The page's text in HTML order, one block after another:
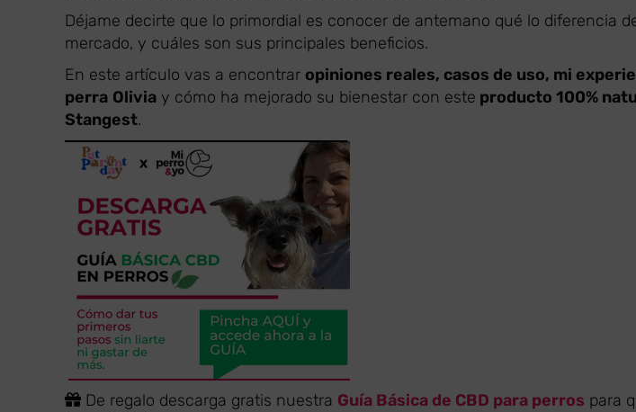
Déjame decirte que lo primordial es conocer de antemano qué lo diferencia
mercado, y cuáles son sus principales beneficios.
En este artículo vas a encontrar opiniones reales, casos de uso, mi
perra Olivia y cómo ha mejorado su bienestar con este producto 100%
Stangest.
De regalo descarga gratis nuestra Guía Básica de CBD para perros para